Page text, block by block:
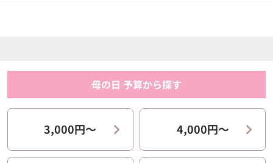
母の日 予算から探す
3,000円〜 4,000円〜